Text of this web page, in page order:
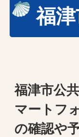
福
福津市公
マートフ
の確認や